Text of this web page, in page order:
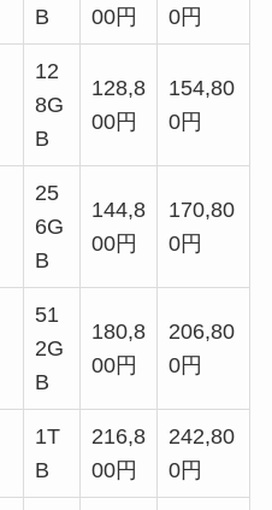
B
00円
0円
12
8G
B
128,8
00円
154,80
0円
25
6G
B
144,8
00円
170,80
0円
51
2G
B
180,8
00円
206,80
0円
1T
B
216,8
00円
242,80
0円